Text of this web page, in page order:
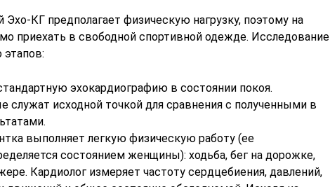
КГ предполагает физическую нагрузку, поэтому на
приехать в свободной спортивной одежде. Исследование
этапов:
эхокардиографию в состоянии покоя.
служат исходной точкой для сравнения с полученными в
выполняет легкую физическую работу (ее
состоянием женщины): ходьба, бег на дорожке,
Кардиолог измеряет частоту сердцебиения, давлений,